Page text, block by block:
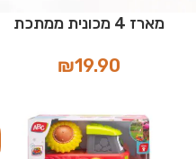
מארז 4 מכונית ממתכת
₪19.90